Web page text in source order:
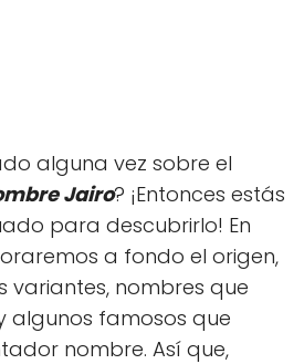
alguna vez sobre el
Jairo? ¡Entonces estás
para descubrirlo! En
a fondo el origen,
variantes, nombres que
algunos famosos que
nombre. Así que,